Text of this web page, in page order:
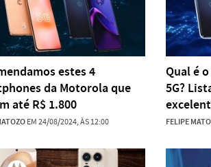
estes 4
da Motorola que
até R$ 1.800
EM 24/08/2024, ÀS 12:00
Qual é
5G?
FELIPE